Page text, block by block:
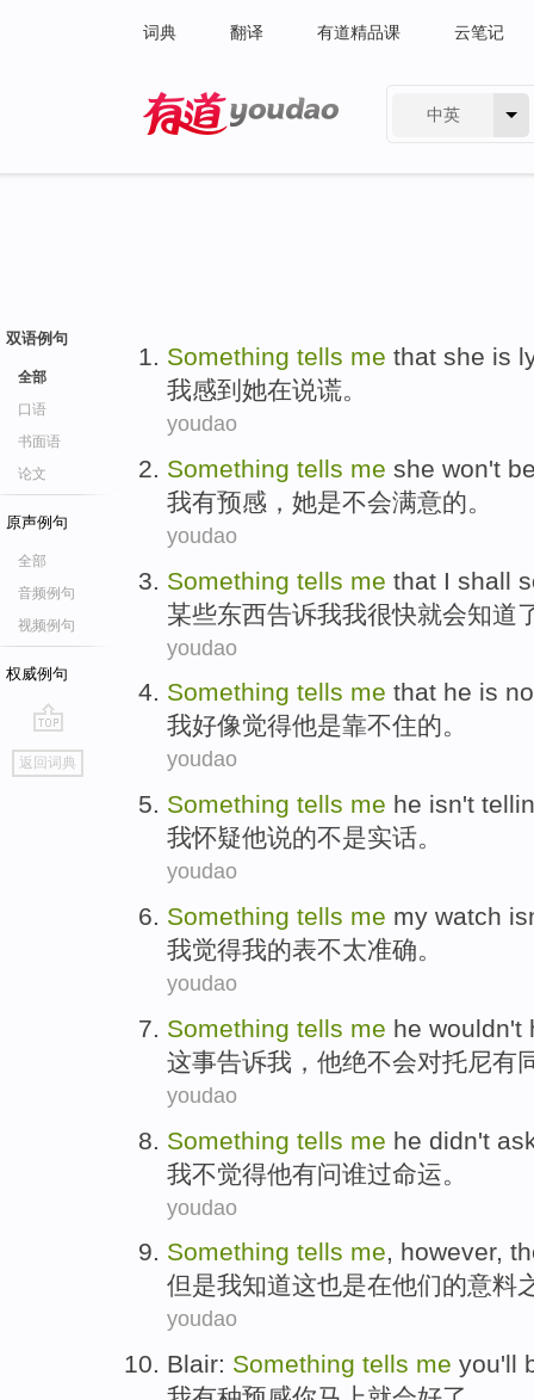
词典 翻译 有道精品课 云笔记
中英
双语例句
全部
口语
书面语
论文
原声例句
全部
音频例句
视频例句
权威例句
go
top
返回词典
Something tells me that she is
我感到 她在说谎。
youdao
Something tells me she won't
我有预感 ， 她是不会满意的。
youdao
Something tells me that I shall
某些东西告诉我我很快就会知道
youdao
Something tells me that he is
我好像觉得他是靠不住的。
youdao
Something tells me he isn't
我怀疑他说的不是实话。
youdao
Something tells me my watch
我觉得我的表不太准确。
youdao
Something tells me he wouldn't
这事告诉我 ， 他绝不会对托尼有
youdao
Something tells me he didn't
我不觉得他有问谁过命运 。
youdao
Something tells me, however,
但是我知道这也是在他们的意料
youdao
Blair: Something tells me you'll